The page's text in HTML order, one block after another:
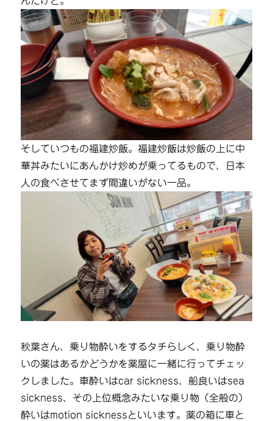
そしていつもの福建炒飯。福建炒飯は炒飯の上に中
華丼みたいにあんかけ炒めが乗ってるもので、日本
人の食べさせてまず間違いがない一品。
秋葉さん、乗り物酔いをするタチらしく、乗り物酔
いの薬はあるかどうかを薬屋に一緒に行ってチェッ
クしました。車酔いはcar sickness、船良いはsea
sickness、その上位概念みたいな乗り物（全般の）
酔いはmotion sicknessといいます。薬の箱に車と